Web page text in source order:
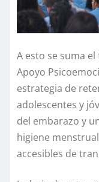
A esto se suma
Apoyo
estrategia de
adolescentes y
del embarazo y
higiene
accesibles de